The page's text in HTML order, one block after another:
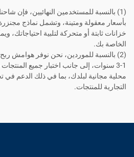
(1) بالنسبة للمستخدمين النهائيين، فإن
بأسعار معقولة ومتينة، وتشمل نماذج
خزانات ثابتة أو متحركة لتلبية
الخاصة بك.
(2) بالنسبة للموردين، نحن نوفر هوامش
1-3 سنوات، إلى جانب اختبار جميع
محلية مجانية لبلدك، بما في ذلك الدعم في
التجارية للمنتجات.